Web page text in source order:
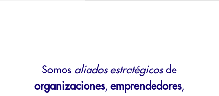
Somos aliados estratégicosde
organizaciones,emprendedores,